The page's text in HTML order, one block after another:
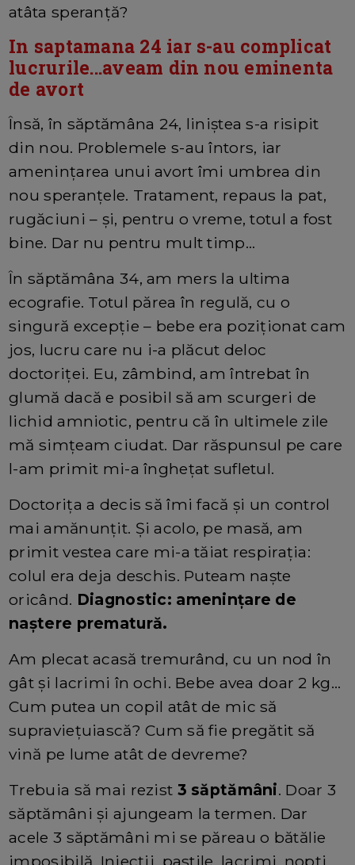
atâta speranță?
In saptamana 24 iar s-au complicat
lucrurile...aveam din nou eminenta
de avort
Însă, în săptămâna 24, liniștea s-a risipit
din nou. Problemele s-au întors, iar
amenințarea unui avort îmi umbrea din
nou speranțele. Tratament, repaus la pat,
rugăciuni – și, pentru o vreme, totul a fost
bine. Dar nu pentru mult timp…
În săptămâna 34, am mers la ultima
ecografie. Totul părea în regulă, cu o
singură excepție – bebe era poziționat cam
jos, lucru care nu i-a plăcut deloc
doctoriței. Eu, zâmbind, am întrebat în
glumă dacă e posibil să am scurgeri de
lichid amniotic, pentru că în ultimele zile
mă simțeam ciudat. Dar răspunsul pe care
l-am primit mi-a înghețat sufletul.
Doctorița a decis să îmi facă și un control
mai amănunțit. Și acolo, pe masă, am
primit vestea care mi-a tăiat respirația:
colul era deja deschis. Puteam naște
oricând. Diagnostic: amenințare de
naștere prematură.
Am plecat acasă tremurând, cu un nod în
gât și lacrimi în ochi. Bebe avea doar 2 kg…
Cum putea un copil atât de mic să
supraviețuiască? Cum să fie pregătit să
vină pe lume atât de devreme?
Trebuia să mai rezist 3 săptămâni. Doar 3
săptămâni și ajungeam la termen. Dar
acele 3 săptămâni mi se păreau o bătălie
imposibilă. Injecții, pastile, lacrimi, nopți